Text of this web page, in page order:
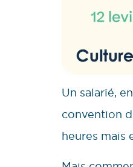
Un salarié,
convention
heures mais